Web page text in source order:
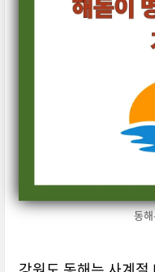
동